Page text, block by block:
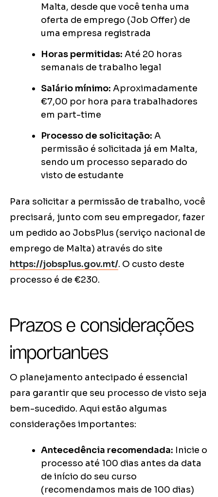
Malta, desde que você tenha uma
oferta de emprego (Job Offer) de
uma empresa registrada
Horas permitidas: Até 20 horas
semanais de trabalho legal
Salário mínimo: Aproximadamente
€7,00 por hora para trabalhadores
em part-time
Processo de solicitação: A
permissão é solicitada já em Malta,
sendo um processo separado do
visto de estudante
Para solicitar a permissão de trabalho, você
precisará, junto com seu empregador, fazer
um pedido ao JobsPlus (serviço nacional de
emprego de Malta) através do site
https://jobsplus.gov.mt/. O custo deste
processo é de €230.
Prazos e considerações
importantes
O planejamento antecipado é essencial
para garantir que seu processo de visto seja
bem-sucedido. Aqui estão algumas
considerações importantes:
Antecedência recomendada: Inicie o
processo até 100 dias antes da data
de início do seu curso
(recomendamos mais de 100 dias)